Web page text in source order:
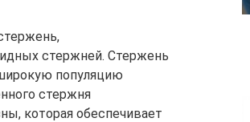
стержней. Стержень
популяцию
стержня
которая обеспечивает